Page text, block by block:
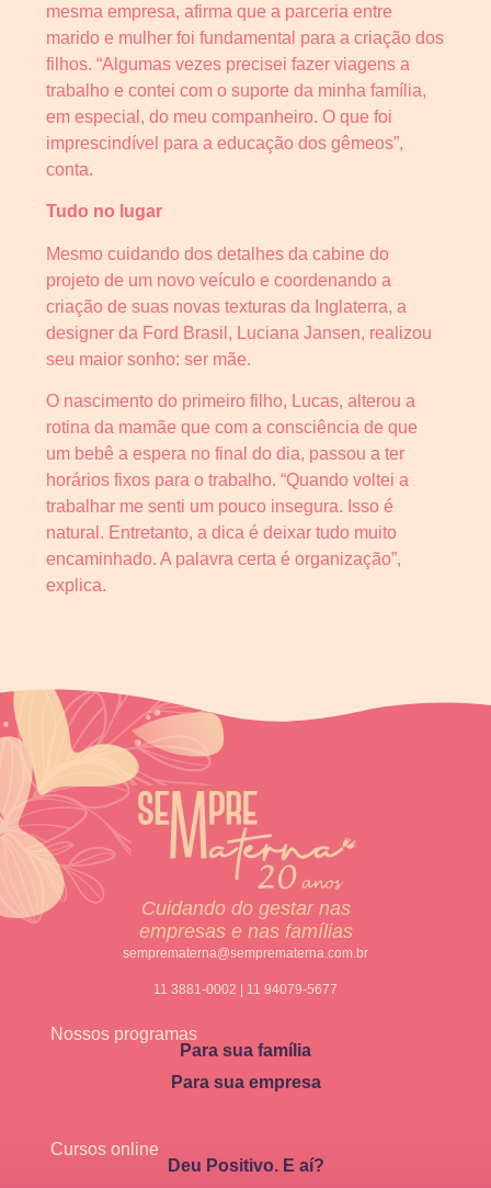
mesma empresa, afirma que a parceria entre
marido e mulher foi fundamental para a criação dos
filhos. “Algumas vezes precisei fazer viagens a
trabalho e contei com o suporte da minha família,
em especial, do meu companheiro. O que foi
imprescindível para a educação dos gêmeos”,
conta.
Tudo no lugar
Mesmo cuidando dos detalhes da cabine do
projeto de um novo veículo e coordenando a
criação de suas novas texturas da Inglaterra, a
designer da Ford Brasil, Luciana Jansen, realizou
seu maior sonho: ser mãe.
O nascimento do primeiro filho, Lucas, alterou a
rotina da mamãe que com a consciência de que
um bebê a espera no final do dia, passou a ter
horários fixos para o trabalho. “Quando voltei a
trabalhar me senti um pouco insegura. Isso é
natural. Entretanto, a dica é deixar tudo muito
encaminhado. A palavra certa é organização”,
explica.
Cuidando do gestar nas
empresas e nas famílias
semprematerna@semprematerna.com.br
11 3881-0002 | 11 94079-5677
Nossos programas
Para sua família
Para sua empresa
Cursos online
Deu Positivo. E aí?